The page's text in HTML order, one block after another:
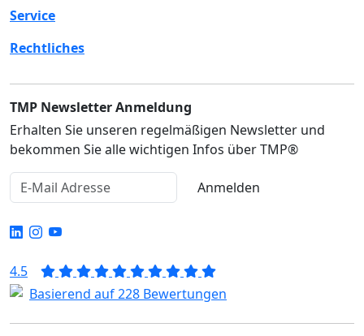
Service
Rechtliches
TMP Newsletter Anmeldung
Erhalten Sie unseren regelmäßigen Newsletter und
bekommen Sie alle wichtigen Infos über TMP®
Anmelden
4.5
Basierend auf 228 Bewertungen